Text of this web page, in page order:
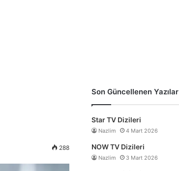
288
Son Güncellenen Yazılar
Star TV Dizileri
Nazlim 4 Mart 2026
NOW TV Dizileri
Nazlim 3 Mart 2026